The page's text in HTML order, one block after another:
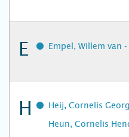
E Empel, Willem van
H
Heij, Cornelis
Heun, Cornelis